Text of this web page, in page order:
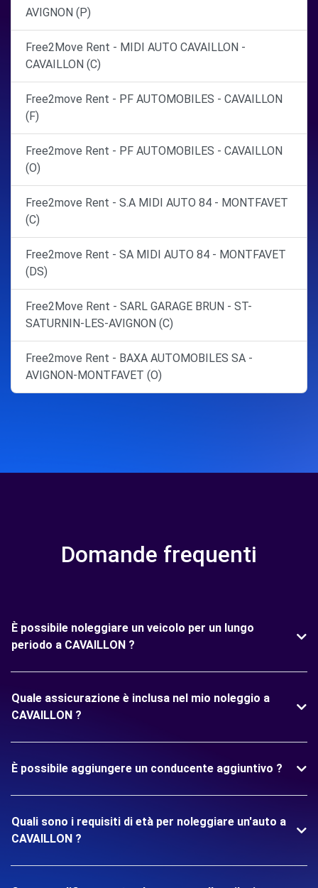
AVIGNON (P)
Free2Move Rent - MIDI AUTO CAVAILLON -
CAVAILLON (C)
Free2move Rent - PF AUTOMOBILES - CAVAILLON
(F)
Free2move Rent - PF AUTOMOBILES - CAVAILLON
(O)
Free2move Rent - S.A MIDI AUTO 84 - MONTFAVET
(C)
Free2move Rent - SA MIDI AUTO 84 - MONTFAVET
(DS)
Free2Move Rent - SARL GARAGE BRUN - ST-
SATURNIN-LES-AVIGNON (C)
Free2move Rent - BAXA AUTOMOBILES SA -
AVIGNON-MONTFAVET (O)
Domande frequenti
È possibile noleggiare un veicolo per un lungo
periodo a CAVAILLON ?
Quale assicurazione è inclusa nel mio noleggio a
CAVAILLON ?
È possibile aggiungere un conducente aggiuntivo ?
Quali sono i requisiti di età per noleggiare un'auto a
CAVAILLON ?